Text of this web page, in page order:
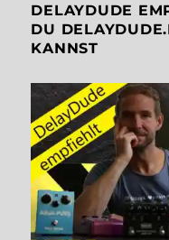
DELAYDUDE
DU
KANNST